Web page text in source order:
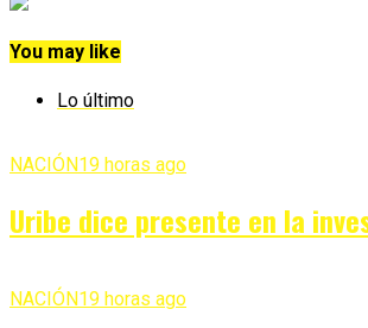
You may like
Lo último
NACIÓN19 horas ago
Uribe dice presente en la
NACIÓN19 horas ago